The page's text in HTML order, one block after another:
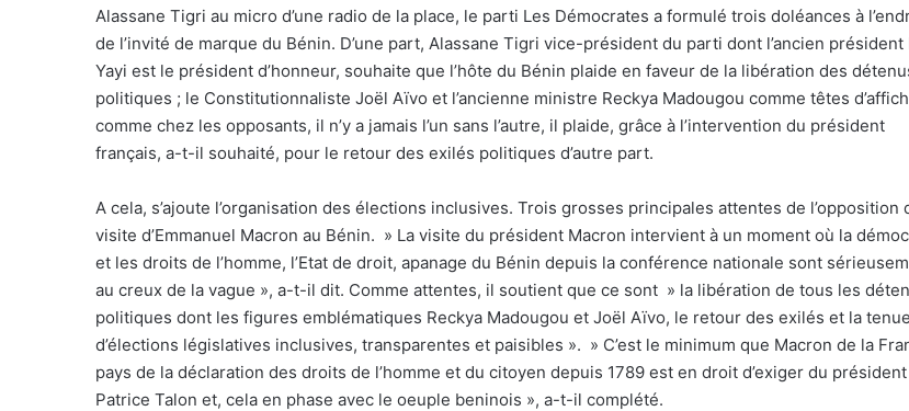
Alassane Tigri au micro d’une radio de la place, le parti Les Démocrates a formulé trois doléances à
de l’invité de marque du Bénin. D’une part, Alassane Tigri vice-président du parti dont l’ancien président
Yayi est le président d’honneur, souhaite que l’hôte du Bénin plaide en faveur de la libération des
politiques ; le Constitutionnaliste Joël Aïvo et l’ancienne ministre Reckya Madougou comme têtes
comme chez les opposants, il n’y a jamais l’un sans l’autre, il plaide, grâce à l’intervention du président
français, a-t-il souhaité, pour le retour des exilés politiques d’autre part.
A cela, s’ajoute l’organisation des élections inclusives. Trois grosses principales attentes de l’opposition
visite d’Emmanuel Macron au Bénin. » La visite du président Macron intervient à un moment où la
et les droits de l’homme, l’Etat de droit, apanage du Bénin depuis la conférence nationale sont
au creux de la vague », a-t-il dit. Comme attentes, il soutient que ce sont » la libération de tous les
politiques dont les figures emblématiques Reckya Madougou et Joël Aïvo, le retour des exilés et la tenue
d’élections législatives inclusives, transparentes et paisibles ». » C’est le minimum que Macron de la
pays de la déclaration des droits de l’homme et du citoyen depuis 1789 est en droit d’exiger du président
Patrice Talon et, cela en phase avec le oeuple beninois », a-t-il complété.